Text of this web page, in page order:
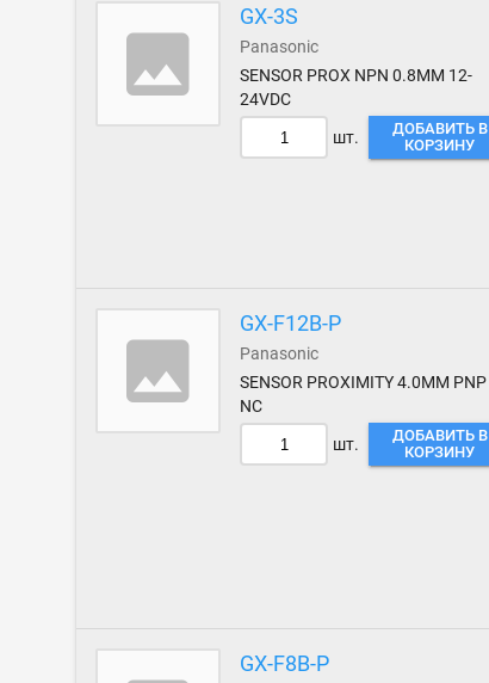
GX-3S
Panasonic
SENSOR PROX NPN 0.8MM 12-
24VDC
шт.
ДОБАВИТЬ В
КОРЗИНУ
GX-F12B-P
Panasonic
SENSOR PROXIMITY 4.0MM PNP
NC
шт.
ДОБАВИТЬ В
КОРЗИНУ
GX-F8B-P